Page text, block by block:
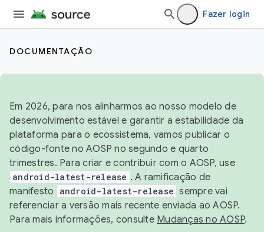
Fazer login
DOCUMENTAÇÃO
Em 2026, para nos alinharmos ao nosso modelo de
desenvolvimento estável e garantir a estabilidade da
plataforma para o ecossistema, vamos publicar o
código-fonte no AOSP no segundo e quarto
trimestres. Para criar e contribuir com o AOSP, use
android-latest-release . A ramificação de
manifesto
android-latest-release sempre vai
referenciar a versão mais recente enviada ao AOSP.
Para mais informações, consulte Mudanças no AOSP.